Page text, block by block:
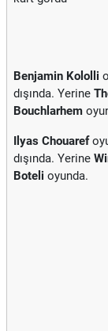
Benjamin Kololli
dışında. Yerine
Bouchlarhem
Ilyas Chouaref
dışında. Yerine
Boteli oyunda.